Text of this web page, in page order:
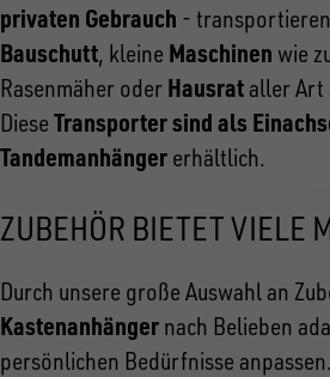
privaten Gebrauch -
Bauschutt, kleine Maschinen wie
Rasenmäher oder Hausrat aller Art
Diese Transporter sind als
Tandemanhänger erhältlich.
ZUBEHÖR BIETET VIELE
Durch unsere große Auswahl an
Kastenanhänger nach Belieben
persönlichen Bedürfnisse